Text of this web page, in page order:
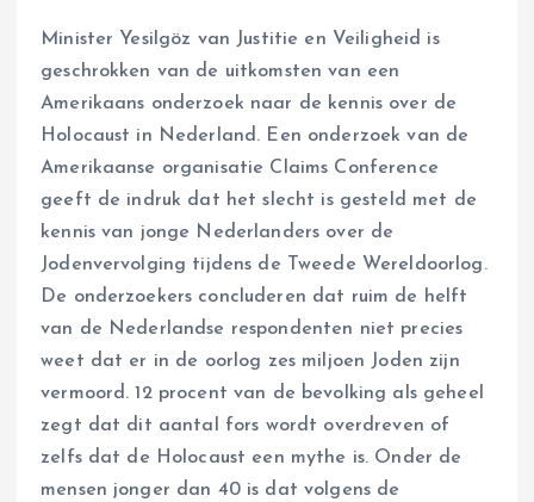
Minister Yesilgöz van Justitie en Veiligheid is
geschrokken van de uitkomsten van een
Amerikaans onderzoek naar de kennis over de
Holocaust in Nederland. Een onderzoek van de
Amerikaanse organisatie Claims Conference
geeft de indruk dat het slecht is gesteld met de
kennis van jonge Nederlanders over de
Jodenvervolging tijdens de Tweede Wereldoorlog.
De onderzoekers concluderen dat ruim de helft
van de Nederlandse respondenten niet precies
weet dat er in de oorlog zes miljoen Joden zijn
vermoord. 12 procent van de bevolking als geheel
zegt dat dit aantal fors wordt overdreven of
zelfs dat de Holocaust een mythe is. Onder de
mensen jonger dan 40 is dat volgens de